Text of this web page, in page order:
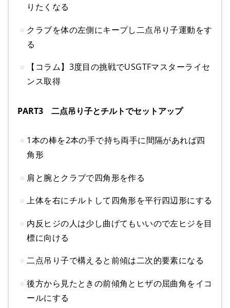
りたくなる
クラブを体の左側にキープし二点吊り子運動をす
る
【コラム】3度目の挑戦でUSGTFマスターライセ
ンス取得
PART3 二点吊り子とチルトでセットアップ
1本の棒を2本の手で持ち両手に間隔があれば四
角形
肩と腕とクラブで四角形を作る
上体を右にチルトして四角形を平行四辺形にする
内反ヒジの人は少し曲げてもいいので左ヒジを目
標に向ける
二点吊り子で構えると前傾は二次的要素になる
後方から見たときの前傾角とヒザの屈曲角をイコ
ールにする